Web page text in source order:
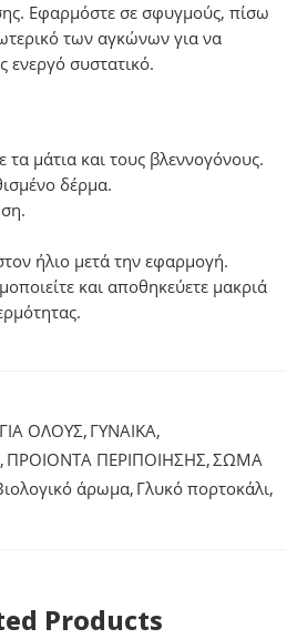
Εφαρμόστε σε σφυγμούς, πίσω
των αγκώνων για να
ενεργό συστατικό.
μάτια και τους βλεννογόνους.
δέρμα.
ήλιο μετά την εφαρμογή.
και αποθηκεύετε μακριά
ΓΙΑ ΟΛΟΥΣ, ΓΥΝΑΙΚΑ,
, ΠΡΟΙΟΝΤΑ ΠΕΡΙΠΟΙΗΣΗΣ,ΣΩΜΑ
άρωμα, Γλυκό πορτοκάλι,
Products